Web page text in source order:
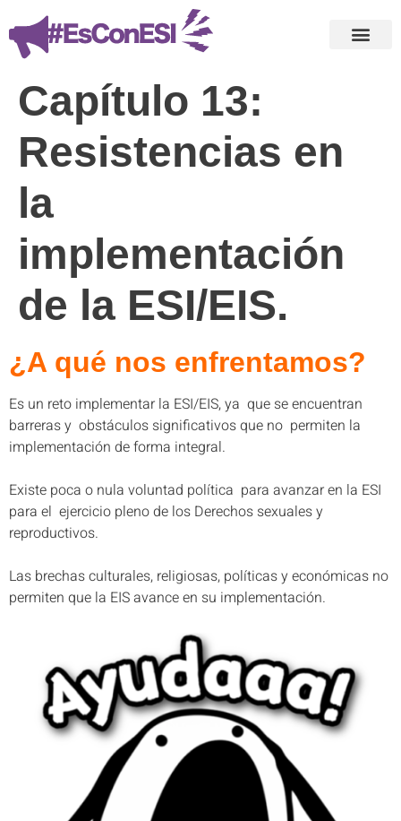
Capítulo 13:
Resistencias en
la
implementación
de la ESI/EIS.
¿A qué nos enfrentamos?
Es un reto implementar la ESI/EIS, ya que se encuentran
barreras y obstáculos significativos que no permiten la
implementación de forma integral.
Existe poca o nula voluntad política para avanzar en la ESI
para el ejercicio pleno de los Derechos sexuales y
reproductivos.
Las brechas culturales, religiosas, políticas y económicas no
permiten que la EIS avance en su implementación.